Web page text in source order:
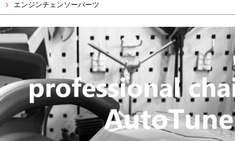
エンジンチェンソーパーツ